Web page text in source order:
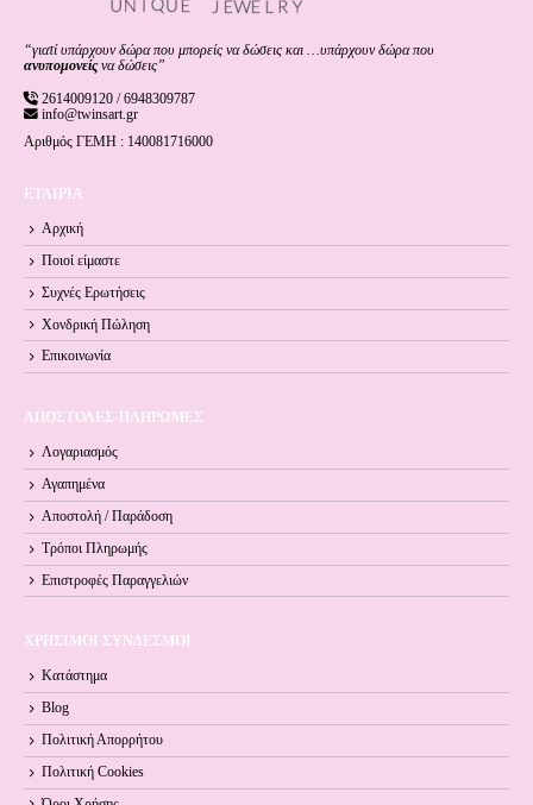
“γιατί υπάρχουν δώρα που μπορείς να δώσεις και …υπάρχουν δώρα που
ανυπομονείςνα δώσεις”
2614009120 / 6948309787
info@twinsart.gr
Αριθμός ΓΕΜΗ : 140081716000
ΕΤΑΙΡΙΑ
Αρχική
Ποιοί είμαστε
Συχνές Ερωτήσεις
Χονδρική Πώληση
Επικοινωνία
ΑΠΟΣΤΟΛΕΣ-ΠΛΗΡΩΜΕΣ
Λογαριασμός
Αγαπημένα
Αποστολή / Παράδοση
Τρόποι Πληρωμής
Επιστροφές Παραγγελιών
ΧΡΗΣΙΜΟΙ ΣΥΝΔΕΣΜΟΙ
Κατάστημα
Blog
Πολιτική Απορρήτου
Πολιτική Cookies